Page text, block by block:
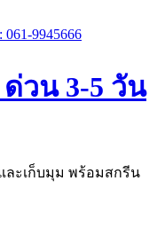
วน 3-5 วัน
ละเก็บมุม พร้อมสกรีน